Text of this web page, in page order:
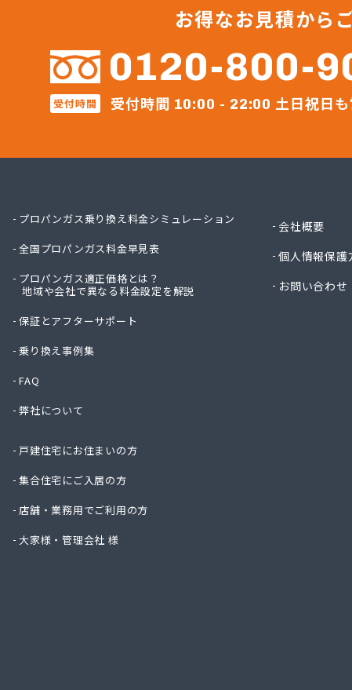
永田商
岡崎商
株式会
株式
株式会
株式会
株式会
株式会
株式会
お得なお見積から
0120-800-
受付時間 受付時間 10:00 - 22:00 土日祝日
プロパンガス乗り換え料金シミュレーション
全国プロパンガス料金早見表
プロパンガス適正価格とは？
地域や会社で異なる料金設定を解説
保証とアフターサポート
乗り換え事例集
FAQ
弊社について
戸建住宅にお住まいの方
集合住宅にご入居の方
店舗・業務用でご利用の方
大家様・管理会社 様
会社概要
個人情報保護
お問い合わせ